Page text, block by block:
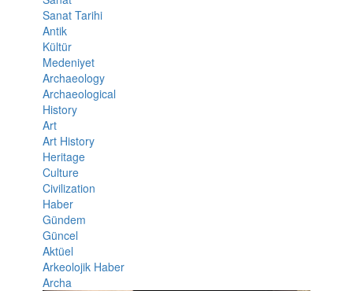
Sanat Tarihi
Antik
Kültür
Medeniyet
Archaeology
Archaeological
History
Art
Art History
Heritage
Culture
Civilization
Haber
Gündem
Güncel
Aktüel
Arkeolojik Haber
Archa